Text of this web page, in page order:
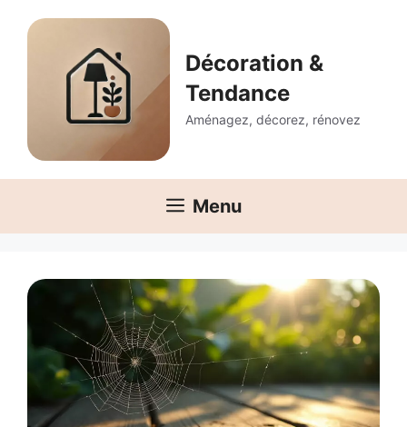
Décoration &
Tendance
Aménagez, décorez, rénovez
Menu